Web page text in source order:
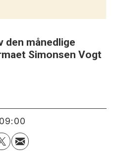
den månedlige
Simonsen Vogt